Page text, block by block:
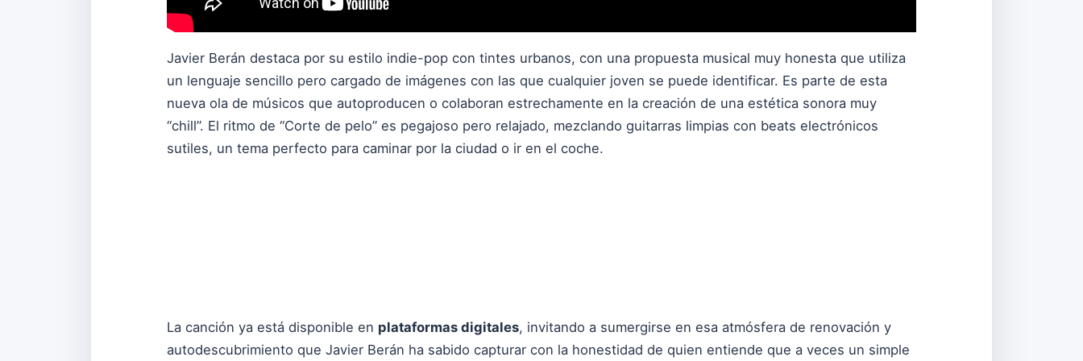
Javier Berán destaca por su estilo indie-pop con tintes urbanos, con una propuesta musical muy honesta que utiliza
un lenguaje sencillo pero cargado de imágenes con las que cualquier joven se puede identificar. Es parte de esta
nueva ola de músicos que autoproducen o colaboran estrechamente en la creación de una estética sonora muy
“chill”. El ritmo de “Corte de pelo” es pegajoso pero relajado, mezclando guitarras limpias con beats electrónicos
sutiles, un tema perfecto para caminar por la ciudad o ir en el coche.
La canción ya está disponible en plataformas digitales, invitando a sumergirse en esa atmósfera de renovación y
autodescubrimiento que Javier Berán ha sabido capturar con la honestidad de quien entiende que a veces un simple